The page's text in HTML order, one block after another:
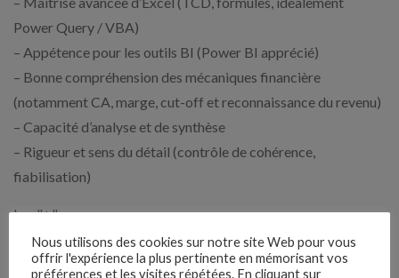
Power Query / VBA)
– Appétence pour les outils BI (Power BI apprécié)
– Bonne compréhension des mécaniques financière
(notamment CA, marge, cut-off et reconnaissance du revenu)
– Capacité d’analyse et de synthèse
– Rigueur et sens du détail (contrôle de cohérence,
fiabilisation)
Les "+" :
– CDI – à temps plein
– Participation aux bénéfices
Nous utilisons des cookies sur notre site Web pour vous
offrir l'expérience la plus pertinente en mémorisant vos
préférences et les visites répétées. En cliquant sur